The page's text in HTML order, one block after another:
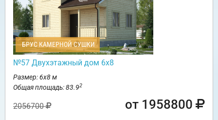
БРУС КАМЕРНОЙ СУШКИ
№57 Двухэтажный дом 6х8
Размер: 6х8 м
Общая площадь: 83.92
2056700 от 1958800